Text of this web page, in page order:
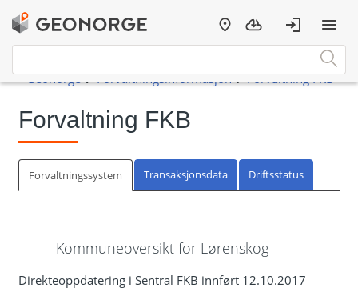
Forvaltning FKB
Forvaltningssystem Transaksjonsdata Driftsstatus
Kommuneoversikt for Lørenskog
Direkteoppdatering i Sentral FKB innført 12.10.2017